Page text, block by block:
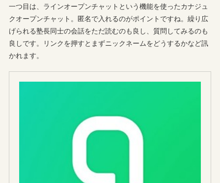
一つ目は、ラインオープンチャットという機能を使ったカナジュ
クオープンチャット。匿名で入れるのがポイントですね。繰り広
げられる塾長同士の会話をただ読むのも良し、質問してみるのも
良しです。リンクを押すとまずニックネームをどうするかなど訊
かれます。